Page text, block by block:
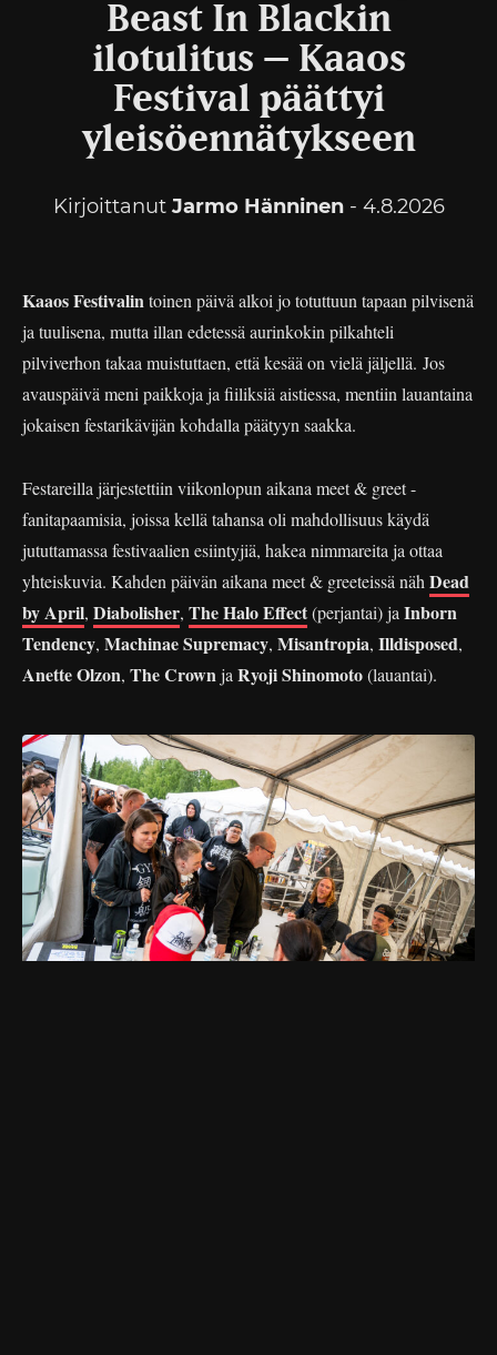
Beast In Blackin
ilotulitus – Kaaos
Festival päättyi
yleisöennätykseen
Kirjoittanut Jarmo Hänninen- 4.8.2026
Kaaos Festivalintoinen päivä alkoi jo totuttuun tapaan pilvisenä
ja tuulisena, mutta illan edetessä aurinkokin pilkahteli
pilviverhon takaa muistuttaen, että kesää on vielä jäljellä. Jos
avauspäivä meni paikkoja ja fiiliksiä aistiessa, mentiin lauantaina
jokaisen festarikävijän kohdalla päätyyn saakka.
Festareilla järjestettiin viikonlopun aikana meet & greet -
fanitapaamisia, joissa kellä tahansa oli mahdollisuus käydä
jututtamassa festivaalien esiintyjiä, hakea nimmareita ja ottaa
yhteiskuvia. Kahden päivän aikana meet & greeteissä näh Dead
by April, Diabolisher, The Halo Effect(perjantai) ja Inborn
Tendency, Machinae Supremacy, Misantropia, Illdisposed,
Anette Olzon, The Crownja Ryoji Shinomoto(lauantai).